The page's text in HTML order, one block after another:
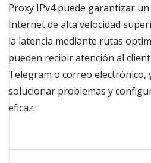
Proxy IPv4 puede garantizar
Internet de alta velocidad
la latencia mediante rutas
pueden recibir atención al
Telegram o correo electrónico,
solucionar problemas y
eficaz.